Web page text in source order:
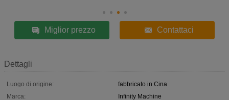
Miglior prezzo Contattaci
Dettagli
Luogo di origine:
fabbricato in Cina
Marca:
Infinity Machine